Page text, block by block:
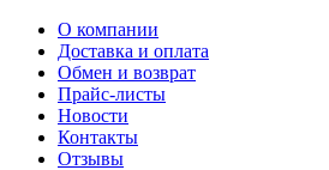
О компании
Доставка и оплата
Обмен и возврат
Прайс-листы
Новости
Контакты
Отзывы